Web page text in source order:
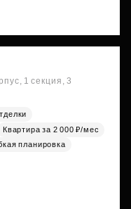
1 секция, 3
Квартира за 2 000 ₽/мес
планировка